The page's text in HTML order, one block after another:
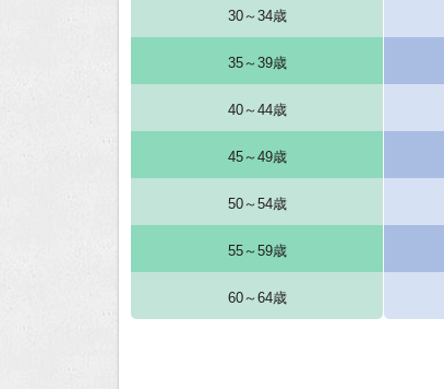
30～34歳
35～39歳
40～44歳
45～49歳
50～54歳
55～59歳
60～64歳